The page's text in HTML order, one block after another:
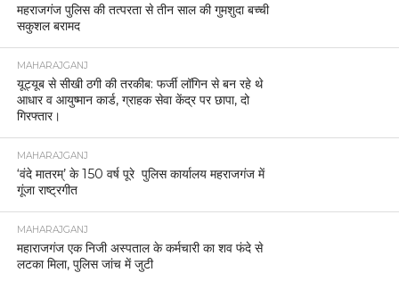
महराजगंज पुलिस की तत्परता से तीन साल की गुमशुदा बच्ची
सकुशल बरामद
MAHARAJGANJ
यूट्यूब से सीखी ठगी की तरकीब: फर्जी लॉगिन से बन रहे थे
आधार व आयुष्मान कार्ड, ग्राहक सेवा केंद्र पर छापा, दो
गिरफ्तार।
MAHARAJGANJ
‘वंदे मातरम्’ के 150 वर्ष पूरे पुलिस कार्यालय महराजगंज में
गूंजा राष्ट्रगीत
MAHARAJGANJ
महाराजगंज एक निजी अस्पताल के कर्मचारी का शव फंदे से
लटका मिला, पुलिस जांच में जुटी